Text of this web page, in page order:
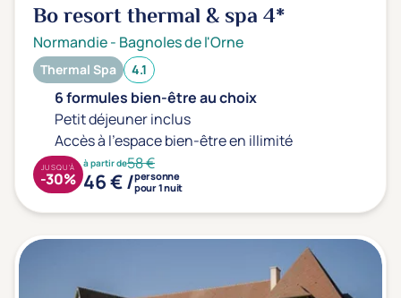
Bo resort thermal & spa4*
Normandie- Bagnoles de l'Orne
Thermal Spa 4.1
6 formules bien-être au choix
Petit déjeuner inclus
Accès à l'espace bien-être en illimité
à partir de58 €
46 € /personne
pour 1 nuit
JUSQU'À
-30%